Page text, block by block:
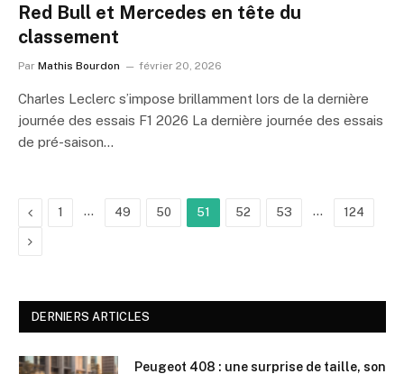
Red Bull et Mercedes en tête du
classement
Par Mathis Bourdon février 20, 2026
Charles Leclerc s’impose brillamment lors de la dernière
journée des essais F1 2026 La dernière journée des essais
de pré-saison…
Précédent
1 … 49 50 51 52 53 … 124
Suivant
DERNIERS ARTICLES
Peugeot 408 : une surprise de taille, son